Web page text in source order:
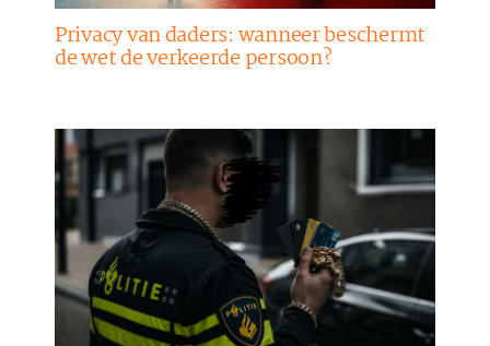
Privacy van daders: wanneer beschermt
de wet de verkeerde persoon?